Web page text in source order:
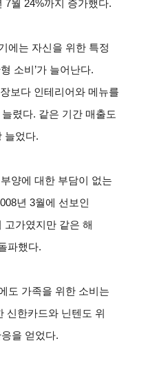
7월 24%까지 증가했다.
에는 자신을 위한 특정
소비 ’가 늘어난다.
보다 인테리어와 메뉴를
늘렸다. 같은 기간 매출도
늘었다.
양에 대한 부담이 없는
년 3월에 선보인
고가였지만 같은 해
파했다.
도 가족을 위한 소비는
신한카드와 닌텐도 위
을 얻었다.